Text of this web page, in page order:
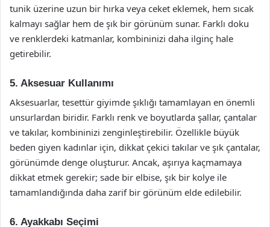
tunik üzerine uzun bir hırka veya ceket eklemek, hem sıcak
kalmayı sağlar hem de şık bir görünüm sunar. Farklı doku
ve renklerdeki katmanlar, kombininizi daha ilginç hale
getirebilir.
5. Aksesuar Kullanımı
Aksesuarlar, tesettür giyimde şıklığı tamamlayan en önemli
unsurlardan biridir. Farklı renk ve boyutlarda şallar, çantalar
ve takılar, kombininizi zenginleştirebilir. Özellikle büyük
beden giyen kadınlar için, dikkat çekici takılar ve şık çantalar,
görünümde denge oluşturur. Ancak, aşırıya kaçmamaya
dikkat etmek gerekir; sade bir elbise, şık bir kolye ile
tamamlandığında daha zarif bir görünüm elde edilebilir.
6. Ayakkabı Seçimi